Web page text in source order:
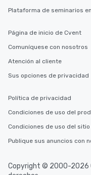
Plataforma de seminarios
Página de inicio de Cvent
Comuníquese con nosotros
Atención al cliente
Sus opciones de privacidad
Política de privacidad
Condiciones de uso del
Condiciones de uso del sitio
Publique sus anuncios con
Copyright © 2000-2026